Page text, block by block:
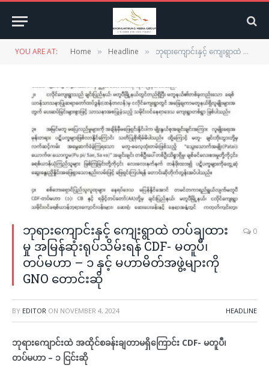
YOU ARE AT: Home » Headline » ဘုရားကျောင်းနှင့် ကျေးရွာထဲ တပ်ချထားမှု အမြန်ဆုံးရုပ်သိမ်းရန် CDF- မတူပီ၊ တပ်မဟာ – ၁ နှင့် မဟာမိတ်အဖွဲ့များကို GNO တောင်းဆို
ဘုရားကျောင်းနှင့် ကျေးရွာထဲ တပ်ချထား
မှု အမြန်ဆုံးရုပ်သိမ်းရန် CDF- မတူပီ၊
တပ်မဟာ – ၁ နှင့် မဟာမိတ်အဖွဲ့များကို
GNO တောင်းဆို
0
BY EDITOR ON NOVEMBER 4, 2024 HEADLINE
ဘုရားကျောင်းထဲ အထိုင်စခန်းချတာမရှိကြောင်း CDF- မတူပီ၊
တပ်မဟာ – ၁ ငြင်းဆို